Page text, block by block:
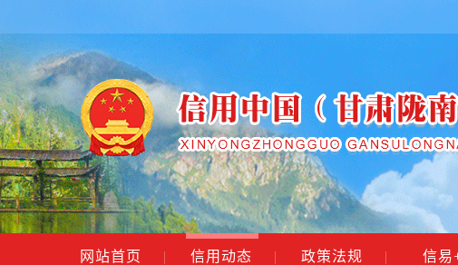
网站首页 | 信用动态 | 政策法规 | 信易